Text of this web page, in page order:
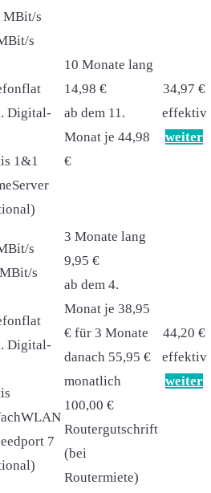
MBit/s
s
Digital-
1&1
10 Monate lang
14,98 €
ab dem 11.
Monat je 44,98
€
34,97 €
effektiv
weiter
s
s
Digital-
7
3 Monate lang
9,95 €
ab dem 4.
Monat je 38,95
€ für 3 Monate
danach 55,95 €
monatlich
100,00 €
Routergutschrift
(bei
Routermiete)
44,20 €
effektiv
weiter